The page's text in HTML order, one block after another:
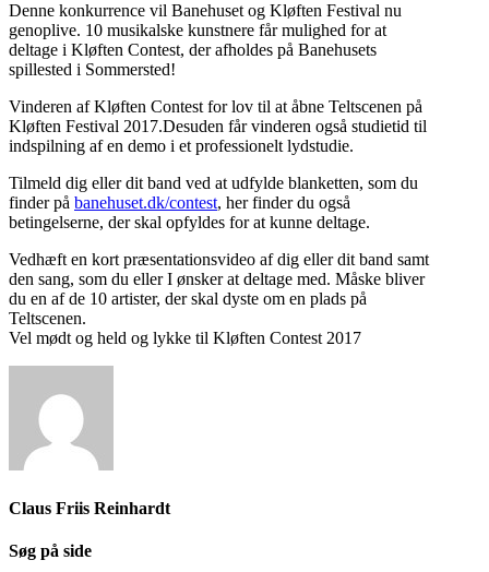
Denne konkurrence vil Banehuset og Kløften Festival nu
genoplive. 10 musikalske kunstnere får mulighed for at
deltage i Kløften Contest, der afholdes på Banehusets
spillested i Sommersted!
Vinderen af Kløften Contest for lov til at åbne Teltscenen på
Kløften Festival 2017.Desuden får vinderen også studietid til
indspilning af en demo i et professionelt lydstudie.
Tilmeld dig eller dit band ved at udfylde blanketten, som du
finder på banehuset.dk/contest, her finder du også
betingelserne, der skal opfyldes for at kunne deltage.
Vedhæft en kort præsentationsvideo af dig eller dit band samt
den sang, som du eller I ønsker at deltage med. Måske bliver
du en af de 10 artister, der skal dyste om en plads på
Teltscenen.
Vel mødt og held og lykke til Kløften Contest 2017
Claus Friis Reinhardt
Søg på side